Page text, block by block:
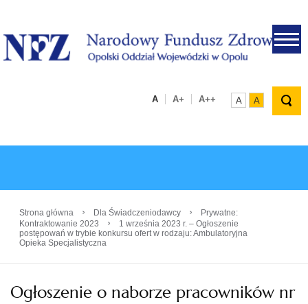
.
A A+ A++ A A
Strona główna › Dla Świadczeniodawcy ›
Prywatne:
Kontraktowanie 2023
›
1 września 2023 r. – Ogłoszenie
postępowań w trybie konkursu ofert w rodzaju: Ambulatoryjna
Opieka Specjalistyczna
Ogłoszenie o naborze pracowników nr